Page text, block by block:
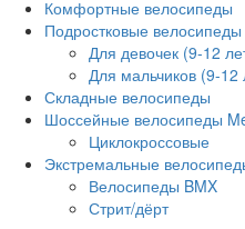
Комфортные велосипеды
Подростковые
Для девочек (9-12
Для мальчиков (9-12
Складные велосипеды
Шоссейные велосипеды
Циклокроссовые
Экстремальные
Велосипеды BMX
Стрит/дёрт